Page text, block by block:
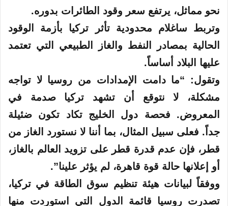
نحو مماثل، يرتفع سعر وقود الطائرات بدوره.
وتربط ساغلام محدودية تأثر تركيا بأزمة الوقود
الحالية بمصادر النفط والغاز الطبيعي التي تعتمد
عليها البلاد أساساً.
وتقول: “ما دامت الإمدادات من روسيا لا تواجه
مشكلة، لا نتوقع أن تشهد تركيا صدمة في
المعروض. فحصة دول الخليج تكاد تكون ضئيلة
جداً. فعلى سبيل المثال، بما أننا لا نستورد الغاز من
قطر، فإن عدم قدرة قطر على تزويد العالم بالغاز،
أو إعلانها حالة قوة قاهرة، لم يؤثر علينا”.
ووفقاً لبيانات هيئة تنظيم سوق الطاقة في تركيا،
تصدرت روسيا قائمة الدول التي استوردت منها